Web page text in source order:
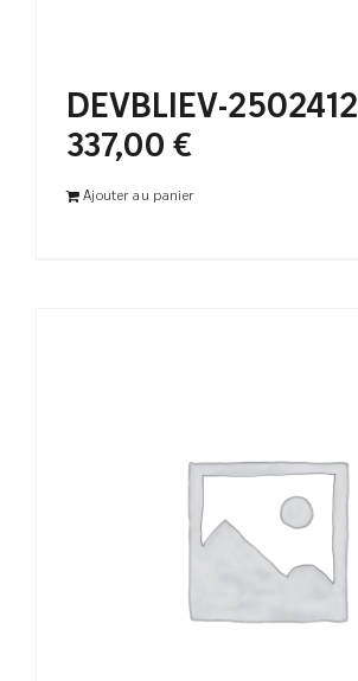
DEVBLIEV-2502412
337,00 €
Ajouter au panier